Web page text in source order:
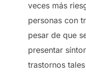
veces más
personas con
pesar de que
presentar
trastornos